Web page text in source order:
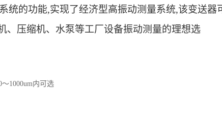
统的功能,实现了经济型高振动测量系统,该变送器
、压缩机、水泵等工厂设备振动测量的理想选
～1000um内可选